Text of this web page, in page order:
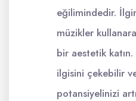
eğilimindedir.
müzikler
bir aestetik
ilgisini çekebilir
potansiyelinizi